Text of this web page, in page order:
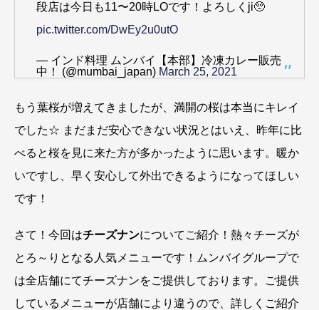
段店は今日も11〜20時LOです！よろしくji🥺
pic.twitter.com/DwEy2u0utO
— インド料理 ムンバイ【本部】冷凍カレー販売
中！ (@mumbai_japan) March 25, 2021
もう葉桜が増えてきましたが、満開の桜は本当にキレイ
でした☆ まだまだ安心できない状況とはいえ、昨年に比
べると桜を見に来た方が多かったように思います。暖か
いですし、早く安心して外出できるようになってほしい
です！
さて！今回はチーズナンについてご紹介！熱々チーズが
とろ～りとなる人気メニューです！ムンバイグループで
は全店舗にてチーズナンをご提供しております。ご提供
しているメニューが店舗により違うので、詳しくご紹介